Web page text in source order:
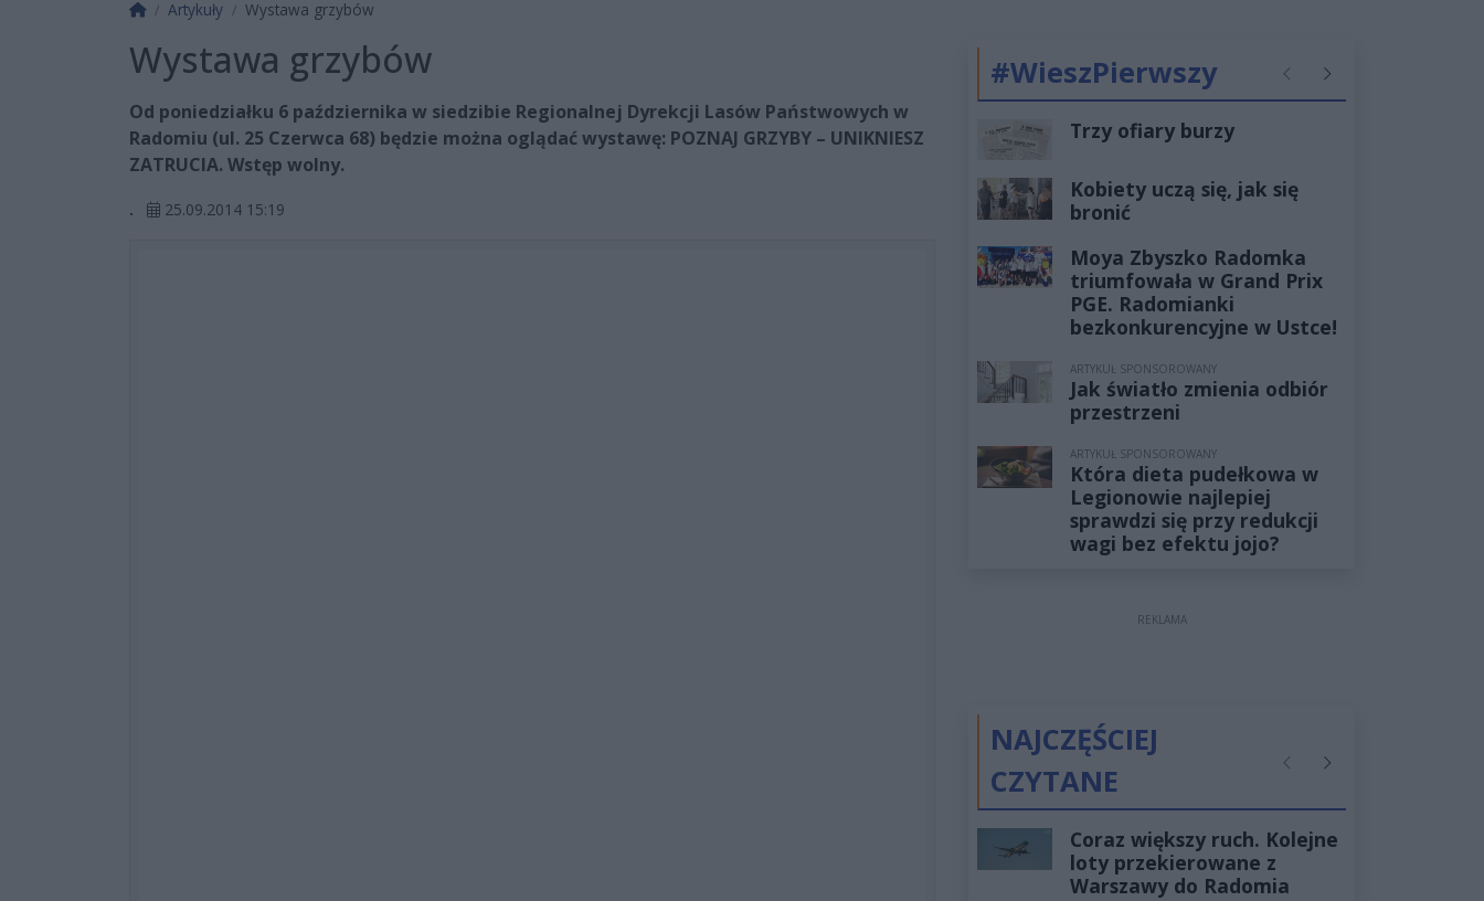
Strona główna
Artykuły Wystawa grzybów
Wystawa grzybów
Od poniedziałku 6 października w siedzibie Regionalnej Dyrekcji Lasów Państwowych w
Radomiu (ul. 25 Czerwca 68) będzie można oglądać wystawę: POZNAJ GRZYBY – UNIKNIESZ
ZATRUCIA. Wstęp wolny.
. 25.09.2014 15:19
#WieszPierwszy PoprzednieNastępne
Trzy ofiary burzy
Kobiety uczą się, jak się
bronić
Moya Zbyszko Radomka
triumfowała w Grand Prix
PGE. Radomianki
bezkonkurencyjne w Ustce!
ARTYKUŁ SPONSOROWANY
Jak światło zmienia odbiór
przestrzeni
ARTYKUŁ SPONSOROWANY
Która dieta pudełkowa w
Legionowie najlepiej
sprawdzi się przy redukcji
wagi bez efektu jojo?
REKLAMA
NAJCZĘŚCIEJ
CZYTANE
PoprzednieNastępne
Coraz większy ruch. Kolejne
loty przekierowane z
Warszawy do Radomia